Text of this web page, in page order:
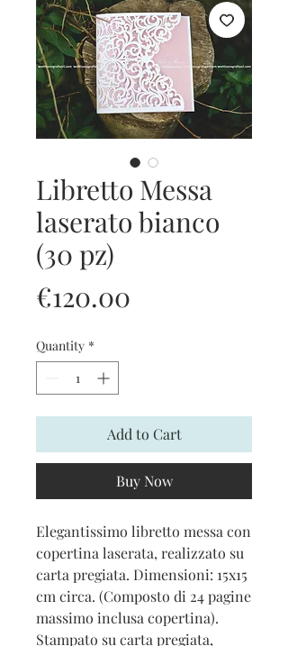
Libretto Messa
laserato bianco
(30 pz)
€120.00
Quantity *
Add to Cart
Buy Now
Elegantissimo libretto messa con
copertina laserata, realizzato su
carta pregiata. Dimensioni: 15x15
cm circa. (Composto di 24 pagine
massimo inclusa copertina).
Stampato su carta pregiata,